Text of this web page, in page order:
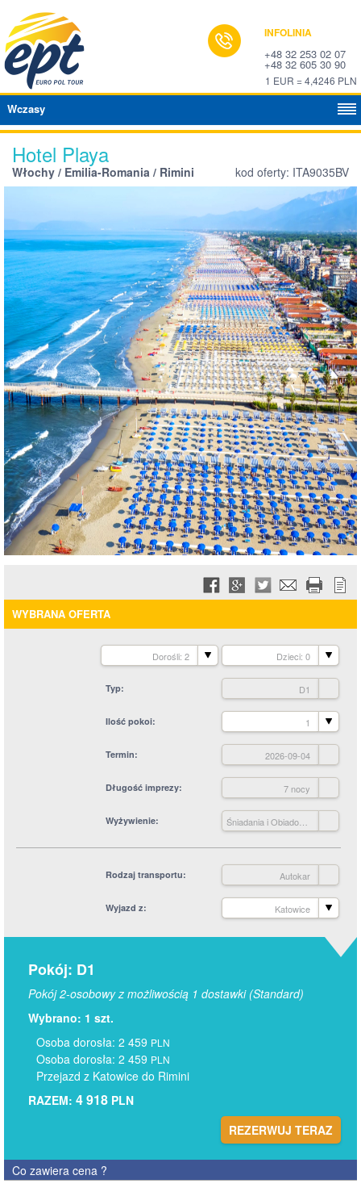
INFOLINIA
+48 32 253 02 07
+48 32 605 30 90
1 EUR = 4,4246 PLN
Wczasy
Hotel Playa
Włochy / Emilia-Romania / Rimini kod oferty: ITA9035BV
WYBRANA OFERTA
Dorośli: 2 Dzieci: 0
Typ D1
Ilość pokoi 1
Termin 2026-09-04
Długość imprezy 7 nocy
Wyżywienie
Rodzaj transportu Autokar
Wyjazd z Katowice
Pokój: D1
Pokój 2-osobowy z możliwością 1 dostawki (Standard)
Wybrano: 1 szt.
Osoba dorosła: 2 459 PLN
Osoba dorosła: 2 459 PLN
Przejazd z Katowice do Rimini
RAZEM: 4 918 PLN
REZERWUJ TERAZ
Co zawiera cena ?